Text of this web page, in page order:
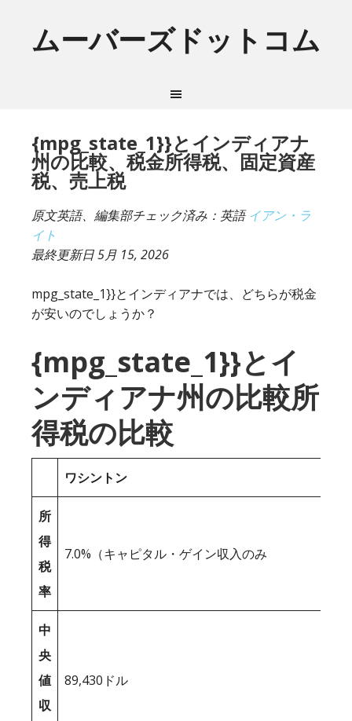
ムーバーズドットコム
{mpg_state_1}}とインディアナ
州の比較、税金所得税、固定資産
税、売上税
原文英語、編集部チェック済み：英語イアン・ラ
イト
最終更新日5月 15, 2026
mpg_state_1}}とインディアナでは、どちらが税金
が安いのでしょうか？
{mpg_state_1}}とイ
ンディアナ州の比較所
得税の比較
ワシントン
所
得
税
率
7.0%（キャピタル・ゲイン収入のみ
中
央
値
収
89,430ドル